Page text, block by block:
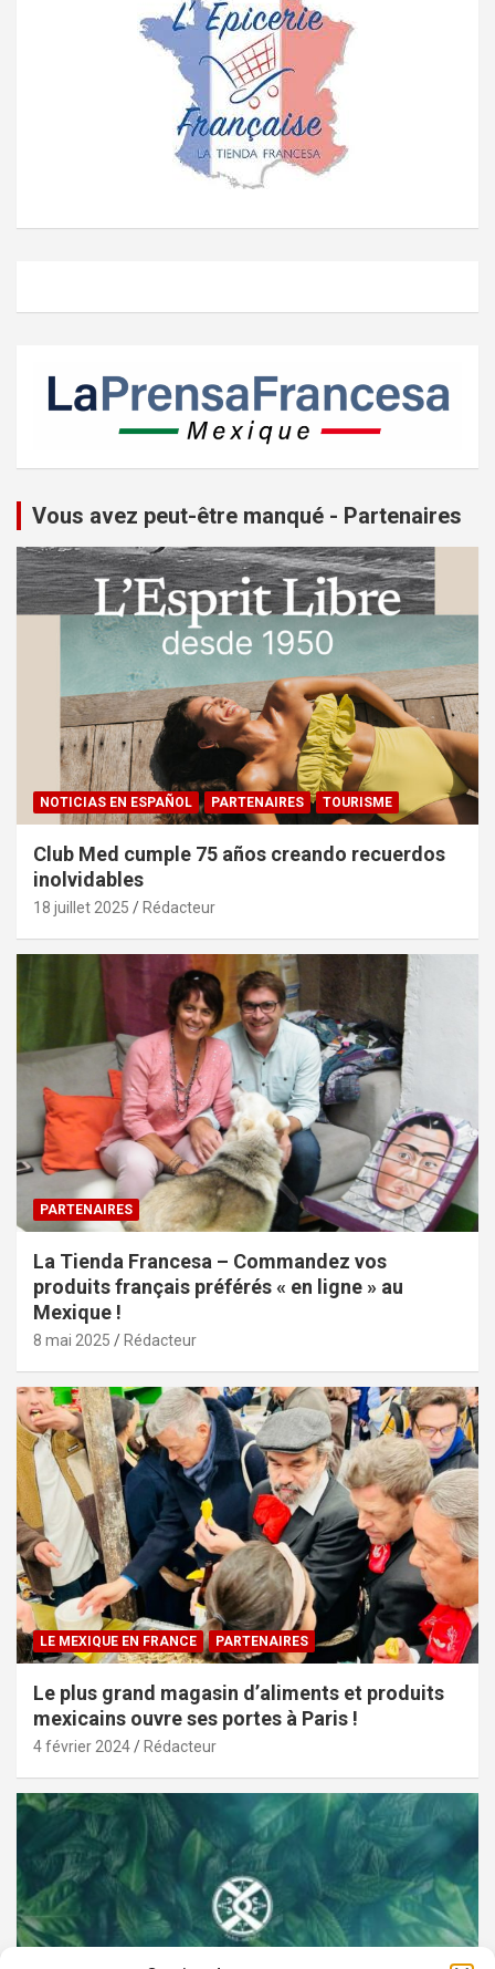
Vous avez peut-être manqué - Partenaires
NOTICIAS EN ESPAÑOL PARTENAIRES TOURISME
Club Med cumple 75 años creando recuerdos
inolvidables
18 juillet 2025 Rédacteur
PARTENAIRES
La Tienda Francesa – Commandez vos
produits français préférés « en ligne » au
Mexique !
8 mai 2025 Rédacteur
LE MEXIQUE EN FRANCE PARTENAIRES
Le plus grand magasin d’aliments et produits
mexicains ouvre ses portes à Paris !
4 février 2024 Rédacteur